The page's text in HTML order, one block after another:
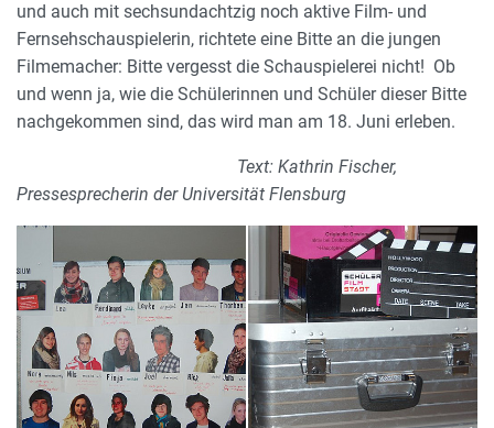
und auch mit sechsundachtzig noch aktive Film- und
Fernsehschauspielerin, richtete eine Bitte an die jungen
Filmemacher: Bitte vergesst die Schauspielerei nicht! Ob
und wenn ja, wie die Schülerinnen und Schüler dieser Bitte
nachgekommen sind, das wird man am 18. Juni erleben.
Text: Kathrin Fischer,
Pressesprecherin der Universität Flensburg